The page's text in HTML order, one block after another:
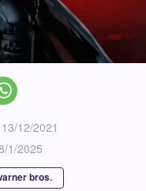
12/2021
1/2025
bros.